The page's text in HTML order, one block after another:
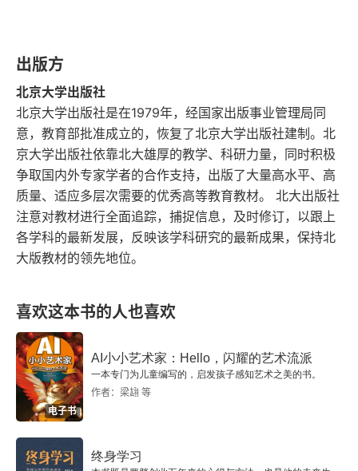
译后记
出版方
北京大学出版社
北京大学出版社是在1979年，经国家出版事业管理局同
意，教育部批准成立的，恢复了北京大学出版社建制。北
京大学出版社依靠北大雄厚的教学、科研力量，同时积极
争取国内外专家学者的合作支持，出版了大量高水平、高
质量、适应多层次需要的优秀高等教育教材。 北大出版社
注意对教材进行全面追踪，捕捉信息，及时修订，以跟上
各学科的最新发展，反映该学科研究的最新成果，保持北
大版教材的领先地位。
喜欢这本书的人也喜欢
电子书
AI小小艺术家：Hello，闪耀的艺术流派
一本专门为儿童编写的，启发孩子感知艺术之美的书。
作者：梁翃 等
终身学习